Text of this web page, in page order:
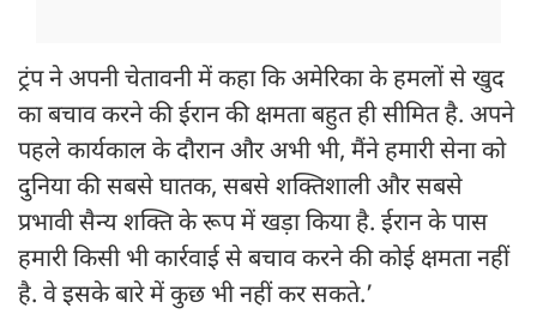
ट्रंप ने अपनी चेतावनी में कहा कि अमेरिका के हमलों से खुद
का बचाव करने की ईरान की क्षमता बहुत ही सीमित है. अपने
पहले कार्यकाल के दौरान और अभी भी, मैंने हमारी सेना को
दुनिया की सबसे घातक, सबसे शक्तिशाली और सबसे
प्रभावी सैन्य शक्ति के रूप में खड़ा किया है. ईरान के पास
हमारी किसी भी कार्रवाई से बचाव करने की कोई क्षमता नहीं
है. वे इसके बारे में कुछ भी नहीं कर सकते.’